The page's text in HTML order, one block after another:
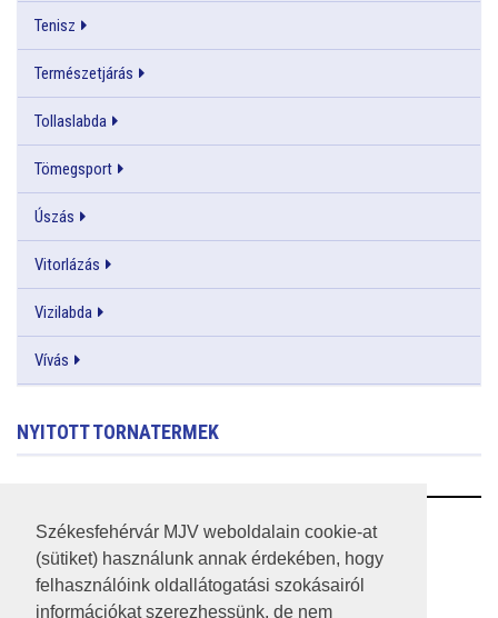
Székesfehérvár MJV weboldalain cookie-at
(sütiket) használunk annak érdekében, hogy
felhasználóink oldallátogatási szokásairól
információkat szerezhessünk, de nem
Tenisz
Természetjárás
Tollaslabda
Tömegsport
Úszás
Vitorlázás
Vizilabda
Vívás
NYITOTT TORNATERMEK
RSS
A HONLAP 2017.03.31-I ÁLLAPOTA